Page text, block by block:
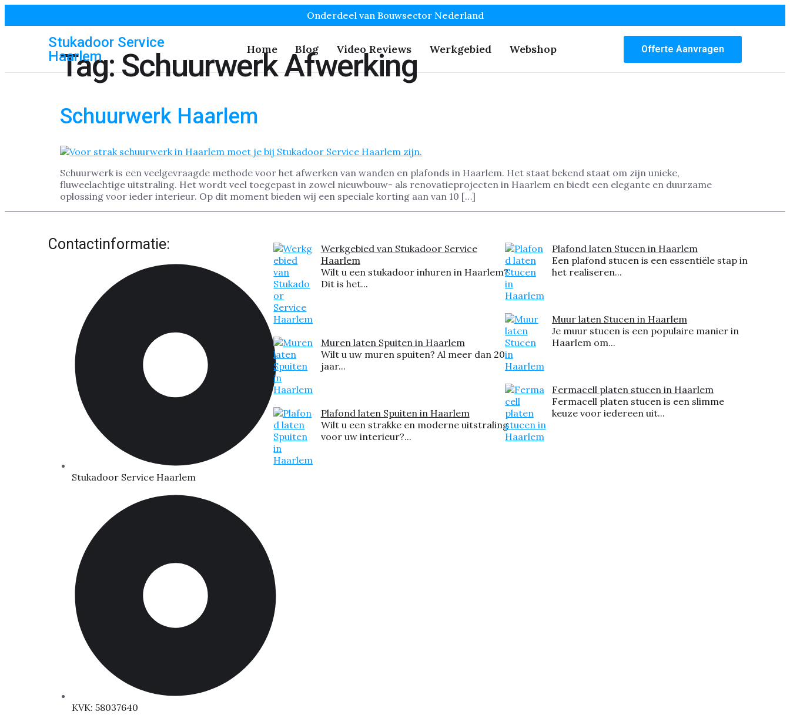
Onderdeel van Bouwsector Nederland
Stukadoor Service
Haarlem
Home Blog Video Reviews Werkgebied Webshop Offerte Aanvragen
Tag:Schuurwerk Afwerking
Schuurwerk Haarlem
Schuurwerk is een veelgevraagde methode voor het afwerken van wanden en plafonds in Haarlem. Het staat bekend staat om zijn unieke,
fluweelachtige uitstraling. Het wordt veel toegepast in zowel nieuwbouw- als renovatieprojecten in Haarlem en biedt een elegante en duurzame
oplossing voor ieder interieur. Op dit moment bieden wij een speciale korting aan van 10 […]
Contactinformatie:
Stukadoor Service Haarlem
KVK: 58037640
Werkgebied van Stukadoor Service
Haarlem
Wilt u een stukadoor inhuren in Haarlem?
Dit is het...
Muren laten Spuiten in Haarlem
Wilt u uw muren spuiten? Al meer dan 20
jaar...
Plafond laten Spuiten in Haarlem
Wilt u een strakke en moderne uitstraling
voor uw interieur?...
Plafond laten Stucen in Haarlem
Een plafond stucen is een essentiële stap in
het realiseren...
Muur laten Stucen in Haarlem
Je muur stucen is een populaire manier in
Haarlem om...
Fermacell platen stucen in Haarlem
Fermacell platen stucen is een slimme
keuze voor iedereen uit...